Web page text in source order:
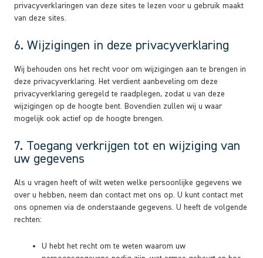
privacyverklaringen van deze sites te lezen voor u gebruik maakt
van deze sites.
6. Wijzigingen in deze privacyverklaring
Wij behouden ons het recht voor om wijzigingen aan te brengen in
deze privacyverklaring. Het verdient aanbeveling om deze
privacyverklaring geregeld te raadplegen, zodat u van deze
wijzigingen op de hoogte bent. Bovendien zullen wij u waar
mogelijk ook actief op de hoogte brengen.
7. Toegang verkrijgen tot en wijziging van
uw gegevens
Als u vragen heeft of wilt weten welke persoonlijke gegevens we
over u hebben, neem dan contact met ons op. U kunt contact met
ons opnemen via de onderstaande gegevens. U heeft de volgende
rechten:
U hebt het recht om te weten waarom uw